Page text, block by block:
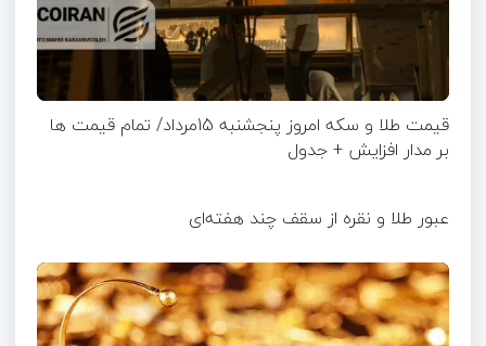
قیمت طلا و سکه امروز پنجشنبه 15مرداد/ تمام قیمت ها
بر مدار افزایش + جدول
عبور طلا و نقره از سقف چند هفته‌ای